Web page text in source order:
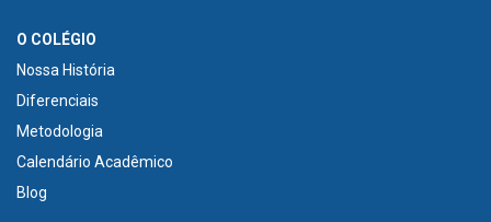
O COLÉGIO
Nossa História
Diferenciais
Metodologia
Calendário Acadêmico
Blog